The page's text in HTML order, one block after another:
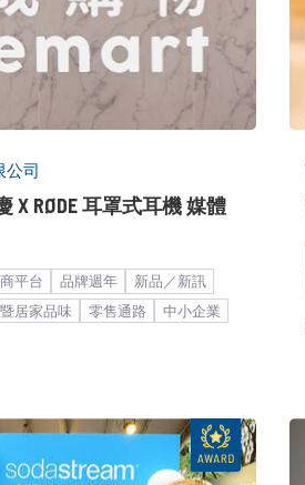
公司
X RØDE 耳罩式耳機 媒體
平台 品牌週年
新品／新訊
居家品味 零售通路 中小企業